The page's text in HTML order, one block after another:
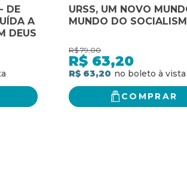
DE
A
DEUS
URSS, UM NOVO
MUNDO DO
R$ 79,00
R$ 63,20
R$ 63,20
COMPRAR